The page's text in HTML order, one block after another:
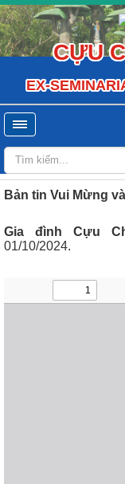
CỰU
EX-
Bản tin Vui Mừng
Gia đình Cựu
01/10/2024.